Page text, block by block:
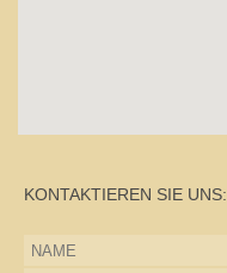
KONTAKTIEREN SIE UNS: